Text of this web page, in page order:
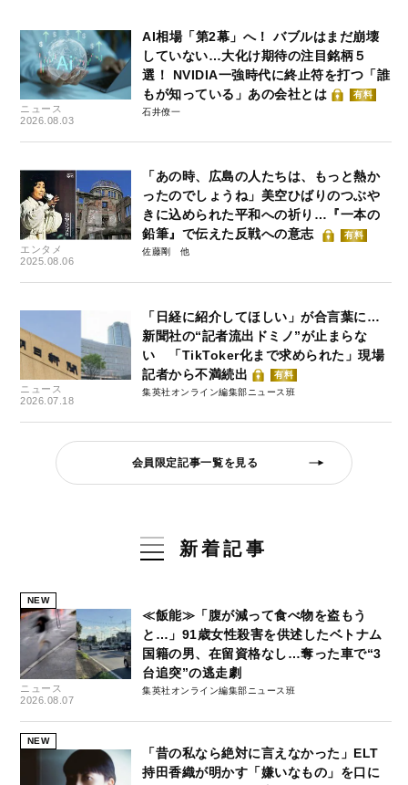
ニュース
2026.08.03
AI相場「第2幕」へ！ バブルはまだ崩壊
していない…大化け期待の注目銘柄５
選！ NVIDIA一強時代に終止符を打つ「誰
もが知っている」あの会社とは
有料
石井僚一
エンタメ
2025.08.06
「あの時、広島の人たちは、もっと熱か
ったのでしょうね」美空ひばりのつぶや
きに込められた平和への祈り…『一本の
鉛筆』で伝えた反戦への意志
有料
佐藤剛
ニュース
2026.07.18
「日経に紹介してほしい」が合言葉に…
新聞社の“記者流出ドミノ”が止まらな
い 「TikToker化まで求められた」現場
記者から不満続出
有料
集英社オンライン編集部ニュース班
会員限定記事一覧を見る
新着記事
NEW
ニュース
2026.08.07
≪飯能≫「腹が減って食べ物を盗もう
と…」91歳女性殺害を供述したベトナム
国籍の男、在留資格なし…奪った車で“3
台追突”の逃走劇
集英社オンライン編集部ニュース班
NEW
「昔の私なら絶対に言えなかった」ELT
持田香織が明かす「嫌いなもの」を口に